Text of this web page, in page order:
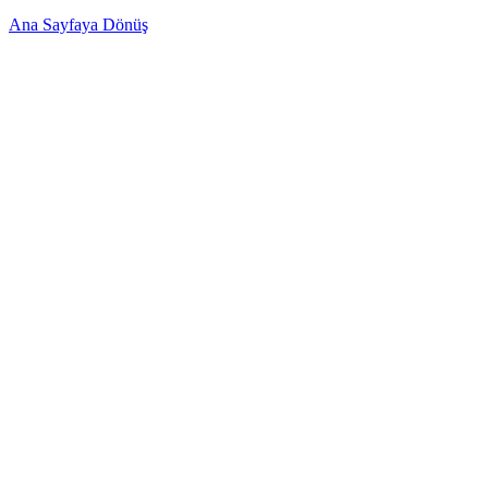
Ana Sayfaya Dönüş